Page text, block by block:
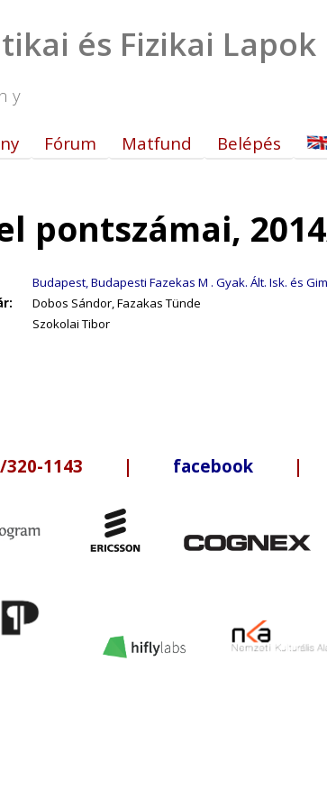
és Fizikai Lapok
Fórum Matfund Belépés
pontszámai,
Budapest, Budapesti Fazekas M . Gyak. Ált. Isk. és
Dobos Sándor, Fazakas Tünde
Szokolai Tibor
1143 | facebook